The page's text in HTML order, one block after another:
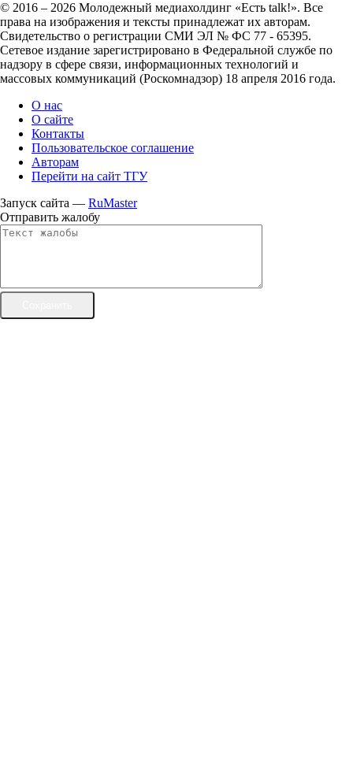
© 2016 – 2026 Молодежный медиахолдинг «Есть talk!». Все
права на изображения и тексты принадлежат их авторам.
Свидетельство о регистрации СМИ ЭЛ № ФС 77 - 65395.
Сетевое издание зарегистрировано в Федеральной службе по
надзору в сфере связи, информационных технологий и
массовых коммуникаций (Роскомнадзор) 18 апреля 2016 года.
О нас
О сайте
Контакты
Пользовательское соглашение
Авторам
Перейти на сайт ТГУ
Запуск сайта — RuMaster
Отправить жалобу